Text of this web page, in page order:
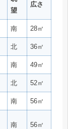
望
広さ
南 28㎡
北 36㎡
南 49㎡
北 52㎡
南 56㎡
南 56㎡